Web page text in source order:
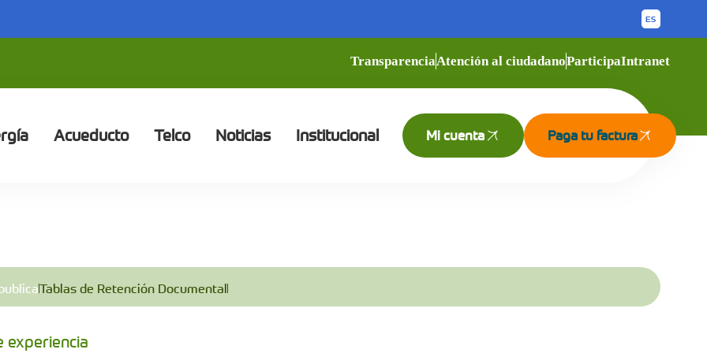
TransparenciaAtención al ciudadanoParticipaIntranet
Acueducto Telco Noticias Institucional Mi cuenta Paga tu factura
Tablas de Retención Documental
experiencia